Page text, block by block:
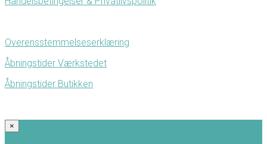
Overensstemmelseserklæring
Åbningstider Værkstedet
Åbningstider Butikken
×